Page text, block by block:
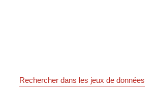
Rechercher dans les jeux de données